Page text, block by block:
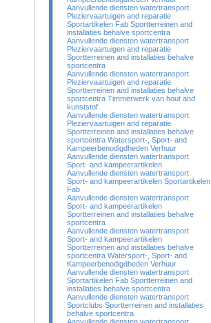
Aanvullende diensten watertransport
Pleziervaartuigen and reparatie
Sportartikelen Fab Sportterreinen and
installaties behalve sportcentra
Aanvullende diensten watertransport
Pleziervaartuigen and reparatie
Sportterreinen and installaties behalve
sportcentra
Aanvullende diensten watertransport
Pleziervaartuigen and reparatie
Sportterreinen and installaties behalve
sportcentra Timmerwerk van hout and
kunststof
Aanvullende diensten watertransport
Pleziervaartuigen and reparatie
Sportterreinen and installaties behalve
sportcentra Watersport-, Sport- and
Kampeerbenodigdheden Verhuur
Aanvullende diensten watertransport
Sport- and kampeerartikelen
Aanvullende diensten watertransport
Sport- and kampeerartikelen Sportartikelen
Fab
Aanvullende diensten watertransport
Sport- and kampeerartikelen
Sportterreinen and installaties behalve
sportcentra
Aanvullende diensten watertransport
Sport- and kampeerartikelen
Sportterreinen and installaties behalve
sportcentra Watersport-, Sport- and
Kampeerbenodigdheden Verhuur
Aanvullende diensten watertransport
Sportartikelen Fab Sportterreinen and
installaties behalve sportcentra
Aanvullende diensten watertransport
Sportclubs Sportterreinen and installaties
behalve sportcentra